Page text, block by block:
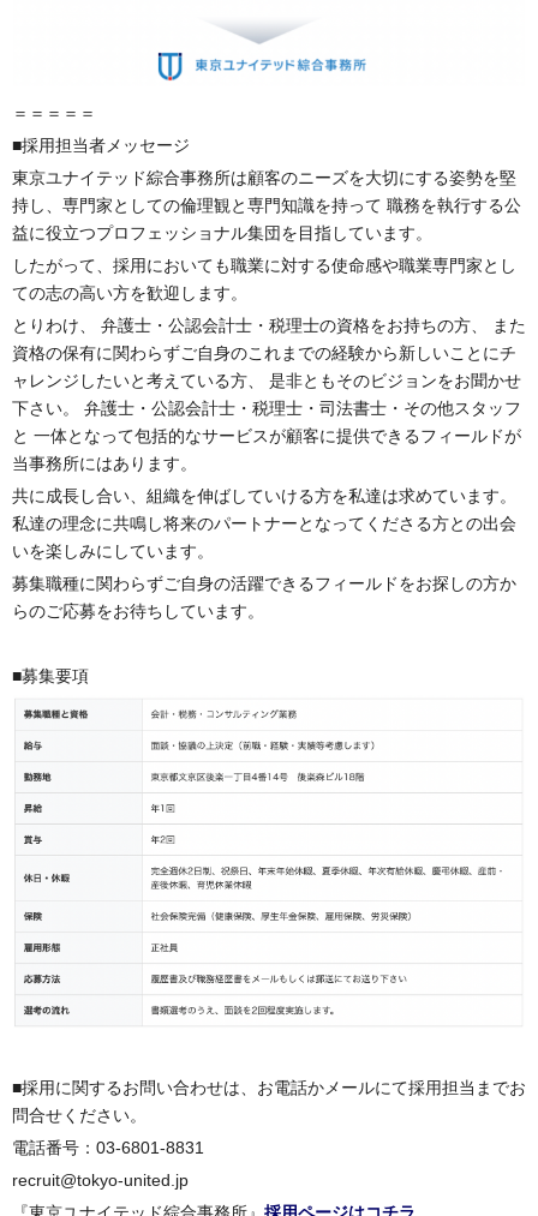
＝＝＝＝＝
■採用担当者メッセージ
東京ユナイテッド綜合事務所は顧客のニーズを大切にする姿勢を堅
持し、専門家としての倫理観と専門知識を持って 職務を執行する公
益に役立つプロフェッショナル集団を目指しています。
したがって、採用においても職業に対する使命感や職業専門家とし
ての志の高い方を歓迎します。
とりわけ、 弁護士・公認会計士・税理士の資格をお持ちの方、 また
資格の保有に関わらずご自身のこれまでの経験から新しいことにチ
ャレンジしたいと考えている方、 是非ともそのビジョンをお聞かせ
下さい。 弁護士・公認会計士・税理士・司法書士・その他スタッフ
と 一体となって包括的なサービスが顧客に提供できるフィールドが
当事務所にはあります。
共に成長し合い、組織を伸ばしていける方を私達は求めています。
私達の理念に共鳴し将来のパートナーとなってくださる方との出会
いを楽しみにしています。
募集職種に関わらずご自身の活躍できるフィールドをお探しの方か
らのご応募をお待ちしています。
■募集要項
■採用に関するお問い合わせは、お電話かメールにて採用担当までお
問合せください。
電話番号：03-6801-8831
recruit@tokyo-united.jp